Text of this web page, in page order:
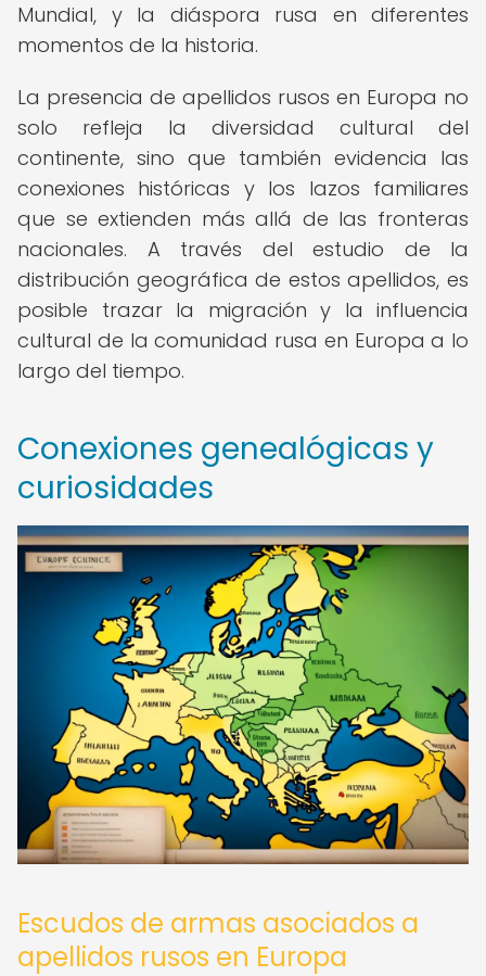
Mundial, y la diáspora rusa en diferentes
momentos de la historia.
La presencia de apellidos rusos en Europa no
solo refleja la diversidad cultural del
continente, sino que también evidencia las
conexiones históricas y los lazos familiares
que se extienden más allá de las fronteras
nacionales. A través del estudio de la
distribución geográfica de estos apellidos, es
posible trazar la migración y la influencia
cultural de la comunidad rusa en Europa a lo
largo del tiempo.
Conexiones genealógicas y
curiosidades
Escudos de armas asociados a
apellidos rusos en Europa